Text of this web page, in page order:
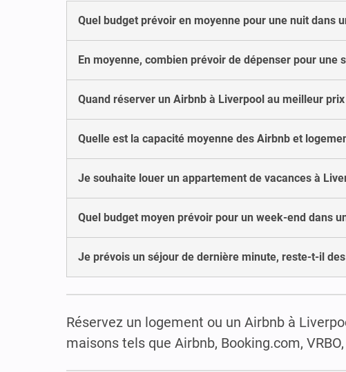
Quel budget prévoir en moyenne pour une nuit dans
En moyenne, combien prévoir de dépenser pour
Quand réserver un Airbnb à Liverpool au meilleur prix
Quelle est la capacité moyenne des Airbnb et
Je souhaite louer un appartement de vacances à
Quel budget moyen prévoir pour un week-end dans
Je prévois un séjour de dernière minute, reste-t-il
Réservez un logement ou un Airbnb à
maisons tels que Airbnb, Booking.com,